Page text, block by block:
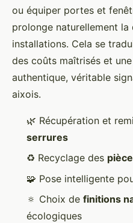
ou équiper portes et
prolonge naturellement la
installations. Cela se
des coûts maîtrisés et
authentique, véritable
aixois.
🌿 Récupération et
serrures
♻️ Recyclage des
🧩 Pose intelligente
🔅 Choix de finitions
écologiques